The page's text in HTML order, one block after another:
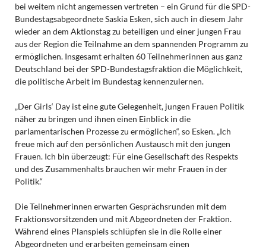
bei weitem nicht angemessen vertreten – ein Grund für die SPD-
Bundestagsabgeordnete Saskia Esken, sich auch in diesem Jahr
wieder an dem Aktionstag zu beteiligen und einer jungen Frau
aus der Region die Teilnahme an dem spannenden Programm zu
ermöglichen. Insgesamt erhalten 60 Teilnehmerinnen aus ganz
Deutschland bei der SPD-Bundestagsfraktion die Möglichkeit,
die politische Arbeit im Bundestag kennenzulernen.
„Der Girls‘ Day ist eine gute Gelegenheit, jungen Frauen Politik
näher zu bringen und ihnen einen Einblick in die
parlamentarischen Prozesse zu ermöglichen“, so Esken. „Ich
freue mich auf den persönlichen Austausch mit den jungen
Frauen. Ich bin überzeugt: Für eine Gesellschaft des Respekts
und des Zusammenhalts brauchen wir mehr Frauen in der
Politik.“
Die Teilnehmerinnen erwarten Gesprächsrunden mit dem
Fraktionsvorsitzenden und mit Abgeordneten der Fraktion.
Während eines Planspiels schlüpfen sie in die Rolle einer
Abgeordneten und erarbeiten gemeinsam einen